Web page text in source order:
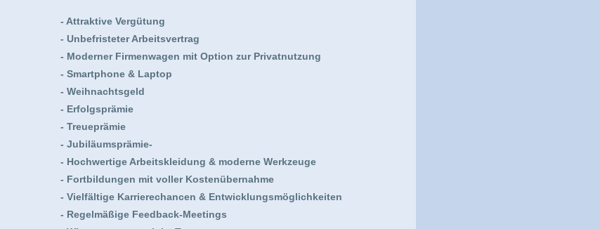
- Attraktive Vergütung
- Unbefristeter Arbeitsvertrag
- Moderner Firmenwagen mit Option zur Privatnutzung
- Smartphone & Laptop
- Weihnachtsgeld
- Erfolgsprämie
- Treueprämie
- Jubiläumsprämie-
- Hochwertige Arbeitskleidung & moderne Werkzeuge
- Fortbildungen mit voller Kostenübernahme
- Vielfältige Karrierechancen & Entwicklungsmöglichkeiten
- Regelmäßige Feedback-Meetings